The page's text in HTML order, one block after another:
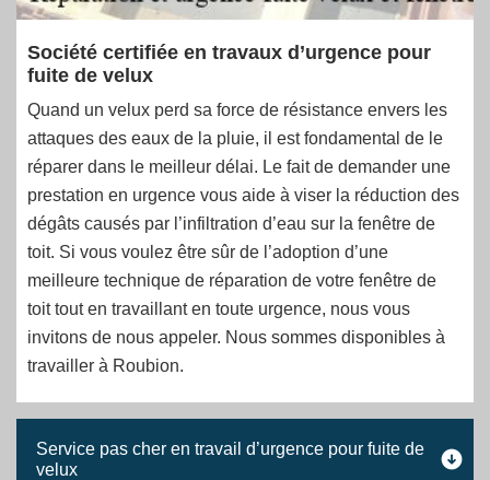
Société certifiée en travaux d’urgence pour
fuite de velux
Quand un velux perd sa force de résistance envers les
attaques des eaux de la pluie, il est fondamental de le
réparer dans le meilleur délai. Le fait de demander une
prestation en urgence vous aide à viser la réduction des
dégâts causés par l’infiltration d’eau sur la fenêtre de
toit. Si vous voulez être sûr de l’adoption d’une
meilleure technique de réparation de votre fenêtre de
toit tout en travaillant en toute urgence, nous vous
invitons de nous appeler. Nous sommes disponibles à
travailler à Roubion.
Service pas cher en travail d’urgence pour fuite de
velux